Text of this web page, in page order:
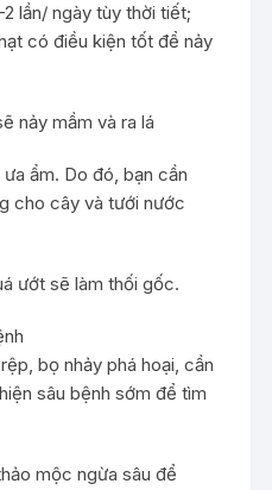
lần/ ngày tùy thời tiết;
có điều kiện tốt để nảy
nảy mầm và ra lá
ẩm. Do đó, bạn cần
cho cây và tưới nước
ướt sẽ làm thối gốc.
bọ nhảy phá hoại, cần
sâu bệnh sớm để tìm
mộc ngừa sâu để